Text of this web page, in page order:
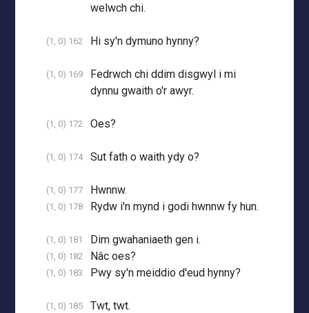
welwch chi.
(1, 0) 162 Hi sy'n dymuno hynny?
(1, 0) 169
Fedrwch chi ddim disgwyl i mi
dynnu gwaith o'r awyr.
(1, 0) 172 Oes?
(1, 0) 174 Sut fath o waith ydy o?
(1, 0) 177 Hwnnw.
(1, 0) 178 Rydw i'n mynd i godi hwnnw fy hun.
(1, 0) 181 Dim gwahaniaeth gen i.
(1, 0) 182 Nâc oes?
(1, 0) 183 Pwy sy'n meiddio d'eud hynny?
(1, 0) 185 Twt, twt.